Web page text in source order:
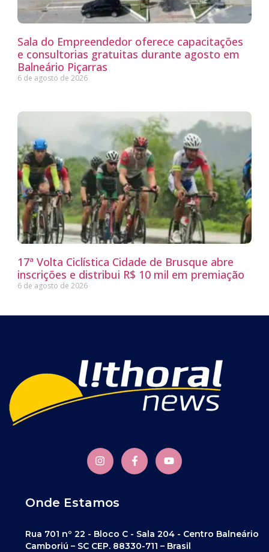
Sala do Empreendedor oferece capacitações
e consultorias gratuitas durante agosto em
Balneário Piçarras
6 de agosto de 2026
17ª Volta Ciclística Cidade de Brusque abre
inscrições e distribui R$ 10 mil em premiação
6 de agosto de 2026
Onde Estamos
Rua 701 nº 22 - Bloco C - Sala 204 - Centro Balneário
Camboriú – SC CEP. 88330-711 – Brasil